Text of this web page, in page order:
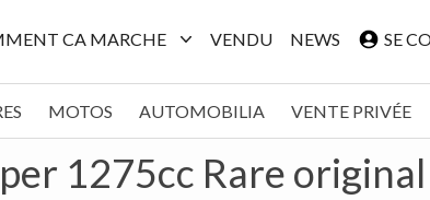
CA MARCHE VENDU NEWS SE
MOTOS AUTOMOBILIA VENTE PRIVÉE
1275cc Rare